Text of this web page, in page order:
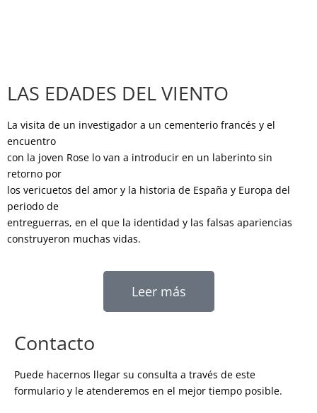
LAS EDADES DEL VIENTO
La visita de un investigador a un cementerio francés y el
encuentro
con la joven Rose lo van a introducir en un laberinto sin
retorno por
los vericuetos del amor y la historia de España y Europa del
periodo de
entreguerras, en el que la identidad y las falsas apariencias
construyeron muchas vidas.
Leer más
Contacto
Puede hacernos llegar su consulta a través de este
formulario y le atenderemos en el mejor tiempo posible.